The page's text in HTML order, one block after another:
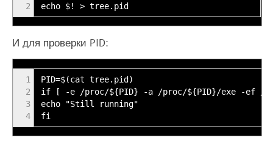
2
echo $! > tree.pid
И для проверки PID:
1
2
3
4
PID=$(cat tree.pid)
if [ -e /proc/${PID} -a /proc/${PID}/exe -ef /
echo "Still running"
fi